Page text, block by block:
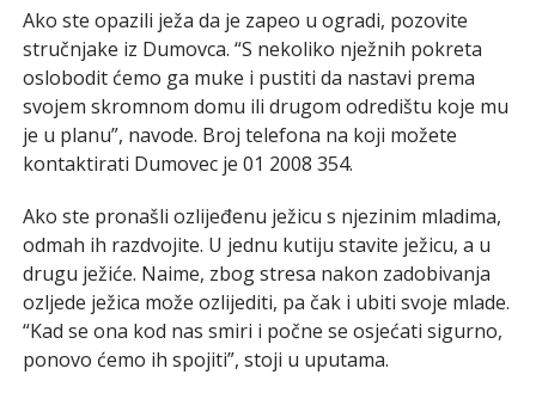
Ako ste opazili ježa da je zapeo u ogradi, pozovite
stručnjake iz Dumovca. “S nekoliko nježnih pokreta
oslobodit ćemo ga muke i pustiti da nastavi prema
svojem skromnom domu ili drugom odredištu koje mu
je u planu”, navode. Broj telefona na koji možete
kontaktirati Dumovec je 01 2008 354.
Ako ste pronašli ozlijeđenu ježicu s njezinim mladima,
odmah ih razdvojite. U jednu kutiju stavite ježicu, a u
drugu ježiće. Naime, zbog stresa nakon zadobivanja
ozljede ježica može ozlijediti, pa čak i ubiti svoje mlade.
“Kad se ona kod nas smiri i počne se osjećati sigurno,
ponovo ćemo ih spojiti”, stoji u uputama.